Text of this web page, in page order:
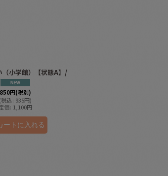
（小学館）【状態A】/
850円(税別)
(税込: 935円)
価: 1,100円
ートに入れる